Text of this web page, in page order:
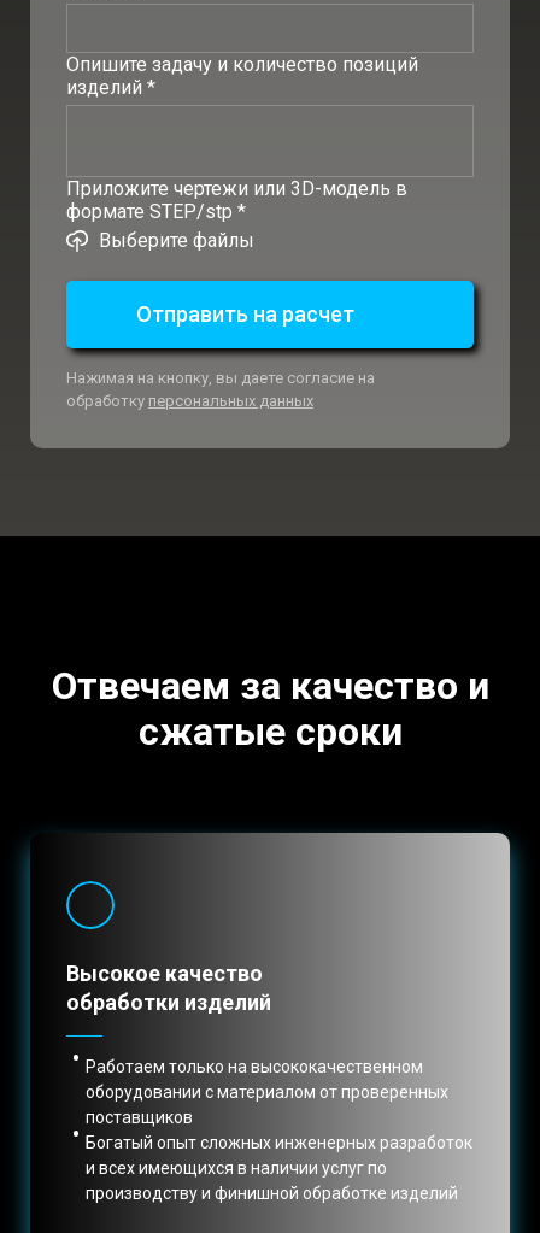
Опишите задачу и количество позиций
изделий *
Приложите чертежи или 3D-модель в
формате STEP/stp *
Выберите файлы
Отправить на расчет
Нажимая на кнопку, вы даете согласие на
обработку персональных данных
Отвечаем за качество и
сжатые сроки
Высокое качество
обработки изделий
Работаем только на высококачественном
оборудовании с материалом от проверенных
поставщиков
Богатый опыт сложных инженерных разработок
и всех имеющихся в наличии услуг по
производству и финишной обработке изделий